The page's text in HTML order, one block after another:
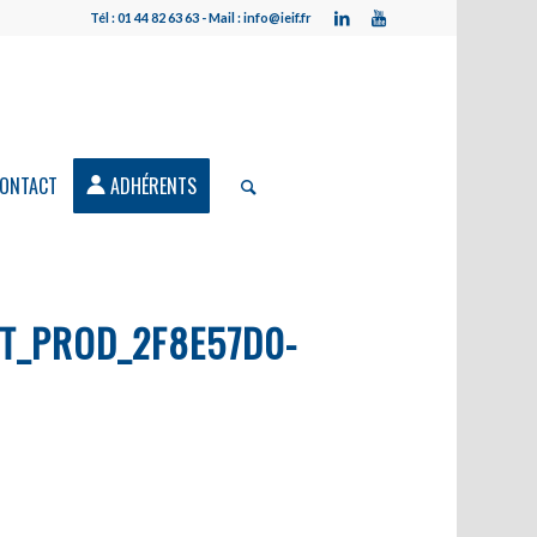
Tél : 01 44 82 63 63 - Mail : info@ieif.fr
ADHÉRENTS